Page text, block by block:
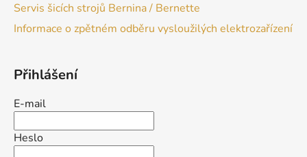
Servis šicích strojů Bernina / Bernette
Informace o zpětném odběru vysloužilých elektrozařízení
Přihlášení
E-mail
Heslo